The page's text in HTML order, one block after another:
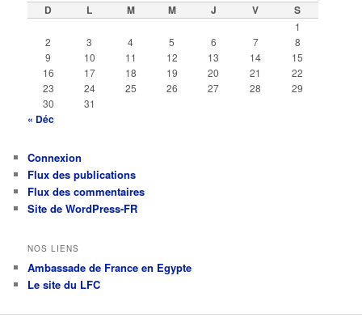
D L M M J V S
1
2
3 4 5 6 7
8
9
10 11 12 13 14
15
16
17 18 19 20 21
22
23
24 25 26 27 28
29
30
31
« Déc
Connexion
Flux des publications
Flux des commentaires
Site de WordPress-FR
NOS LIENS
Ambassade de France en Egypte
Le site du LFC